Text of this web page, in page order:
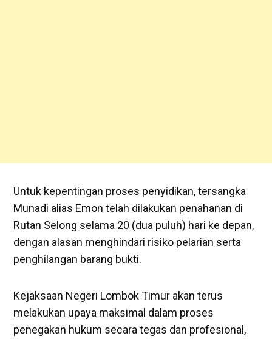
‎‎Untuk kepentingan proses penyidikan, tersangka
Munadi alias Emon telah dilakukan penahanan di
Rutan Selong selama 20 (dua puluh) hari ke depan,
dengan alasan menghindari risiko pelarian serta
penghilangan barang bukti.
‎Kejaksaan Negeri Lombok Timur akan terus
melakukan upaya maksimal dalam proses
penegakan hukum secara tegas dan profesional,